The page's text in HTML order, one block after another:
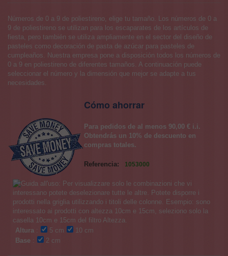
Números de 0 a 9 de poliestireno, elige tu tamaño. Los números de 0 a
9 de poliestireno se utilizan para los escaparates de los artículos de
fiesta, pero también se utiliza ampliamente en el sector del diseño de
pasteles como decoración de pasta de azúcar para pasteles de
cumpleaños. Nuestra empresa pone a disposición todos los números de
0 a 9 en poliestireno de diferentes tamaños. A continuación puede
seleccionar el número y la dimensión que mejor se adapte a tus
necesidades.
Cómo ahorrar
Para pedidos de al menos 90,00 € i.i.
Obtendrás un 10% de descuento en
compras totales.
Referencia: 1053000
Altura : 5 cm
10 cm
Base : 2 cm